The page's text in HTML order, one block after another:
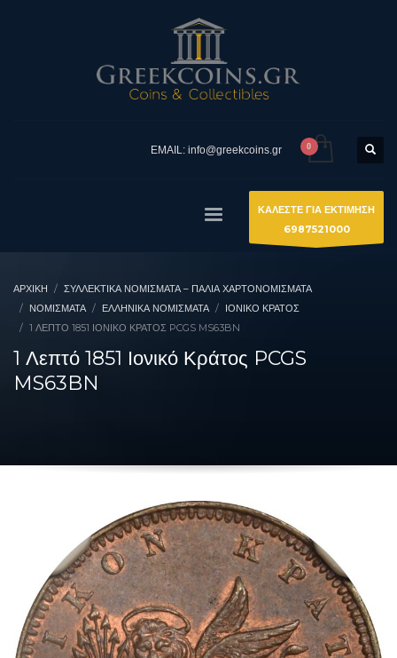
EMAIL: info@greekcoins.gr
ΚΑΛΕΣΤΕ ΓΙΑ ΕΚΤΙΜΗΣΗ
6987521000
ΑΡΧΙΚΉ
ΣΥΛΛΕΚΤΙΚΆ ΝΟΜΊΣΜΑΤΑ – ΠΑΛΙΆ ΧΑΡΤΟΝΟΜΊΣΜΑΤΑ
ΝΟΜΙΣΜΑΤΑ
ΕΛΛΗΝΙΚΆ ΝΟΜΊΣΜΑΤΑ
ΙΟΝΙΚΌ ΚΡΆΤΟΣ
1 ΛΕΠΤΌ 1851 ΙΟΝΙΚΌ ΚΡΆΤΟΣ PCGS MS63BN
1 Λεπτό 1851 Ιονικό Κράτος PCGS
MS63BN